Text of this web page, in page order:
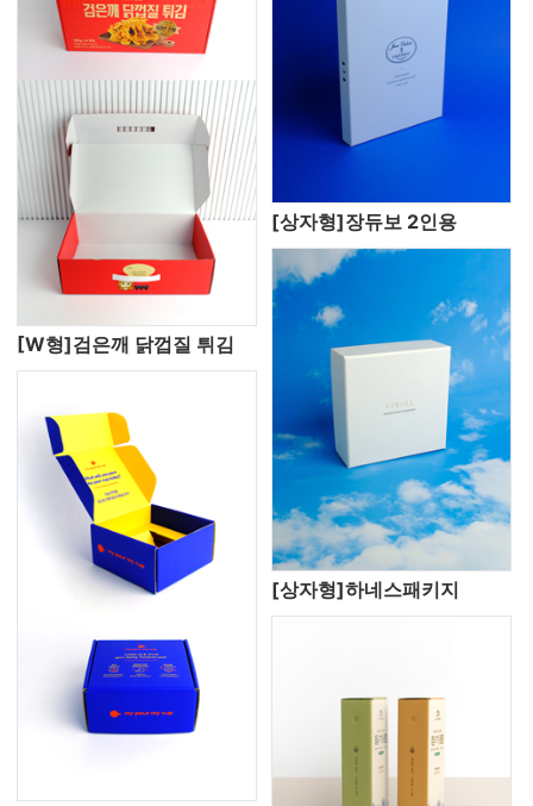
[W형]검은깨 닭껍질 튀김
[상자형]장듀보 2인용
[상자형]하네스패키지